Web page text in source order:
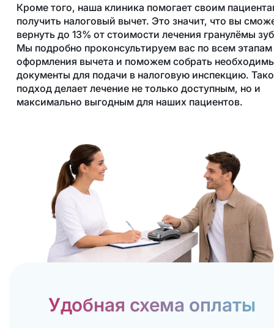
Кроме того, наша клиника помогает своим
получить налоговый вычет. Это значит, что вы
вернуть до 13% от стоимости лечения гранулёмы
Мы подробно проконсультируем вас по всем этапам
оформления вычета и поможем собрать
документы для подачи в налоговую инспекцию.
подход делает лечение не только доступным, но и
максимально выгодным для наших пациентов.
Удобная схема оплаты